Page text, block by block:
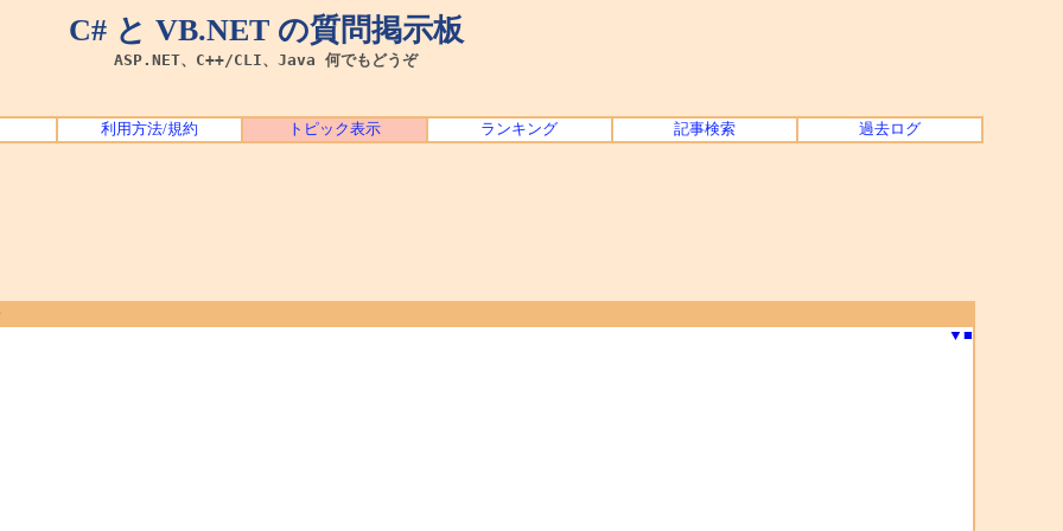
C# と VB.NET の質問掲示板
ASP.NET、C++/CLI、Java 何でもどうぞ
利用方法/規約 トピック表示 ランキング 記事検索 過去ログ
▼ ■